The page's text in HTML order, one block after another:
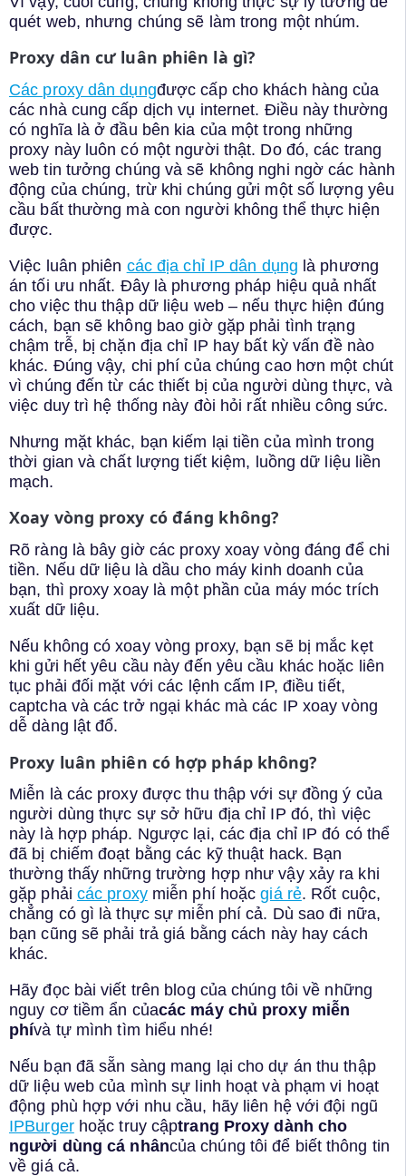
quét web, nhưng chúng sẽ làm trong một nhúm.
Proxy dân cư luân phiên là gì?
Các proxy dân dụngđược cấp cho khách hàng của
các nhà cung cấp dịch vụ internet. Điều này thường
có nghĩa là ở đầu bên kia của một trong những
proxy này luôn có một người thật. Do đó, các trang
web tin tưởng chúng và sẽ không nghi ngờ các hành
động của chúng, trừ khi chúng gửi một số lượng yêu
cầu bất thường mà con người không thể thực hiện
được.
Việc luân phiên các địa chỉ IP dân dụng là phương
án tối ưu nhất. Đây là phương pháp hiệu quả nhất
cho việc thu thập dữ liệu web – nếu thực hiện đúng
cách, bạn sẽ không bao giờ gặp phải tình trạng
chậm trễ, bị chặn địa chỉ IP hay bất kỳ vấn đề nào
khác. Đúng vậy, chi phí của chúng cao hơn một chút
vì chúng đến từ các thiết bị của người dùng thực, và
việc duy trì hệ thống này đòi hỏi rất nhiều công sức.
Nhưng mặt khác, bạn kiếm lại tiền của mình trong
thời gian và chất lượng tiết kiệm, luồng dữ liệu liền
mạch.
Xoay vòng proxy có đáng không?
Rõ ràng là bây giờ các proxy xoay vòng đáng để chi
tiền. Nếu dữ liệu là dầu cho máy kinh doanh của
bạn, thì proxy xoay là một phần của máy móc trích
xuất dữ liệu.
Nếu không có xoay vòng proxy, bạn sẽ bị mắc kẹt
khi gửi hết yêu cầu này đến yêu cầu khác hoặc liên
tục phải đối mặt với các lệnh cấm IP, điều tiết,
captcha và các trở ngại khác mà các IP xoay vòng
dễ dàng lật đổ.
Proxy luân phiên có hợp pháp không?
Miễn là các proxy được thu thập với sự đồng ý của
người dùng thực sự sở hữu địa chỉ IP đó, thì việc
này là hợp pháp. Ngược lại, các địa chỉ IP đó có thể
đã bị chiếm đoạt bằng các kỹ thuật hack. Bạn
thường thấy những trường hợp như vậy xảy ra khi
gặp phải các proxymiễn phí hoặcgiá rẻ. Rốt cuộc,
chẳng có gì là thực sự miễn phí cả. Dù sao đi nữa,
bạn cũng sẽ phải trả giá bằng cách này hay cách
khác.
Hãy đọc bài viết trên blog của chúng tôi về những
nguy cơ tiềm ẩn củacác máy chủ proxy miễn
phívà tự mình tìm hiểu nhé!
Nếu bạn đã sẵn sàng mang lại cho dự án thu thập
dữ liệu web của mình sự linh hoạt và phạm vi hoạt
động phù hợp với nhu cầu, hãy liên hệ với đội ngũ
IPBurgerhoặc truy cậptrang Proxy dành cho
người dùng cá nhâncủa chúng tôi để biết thông tin
về giá cả.